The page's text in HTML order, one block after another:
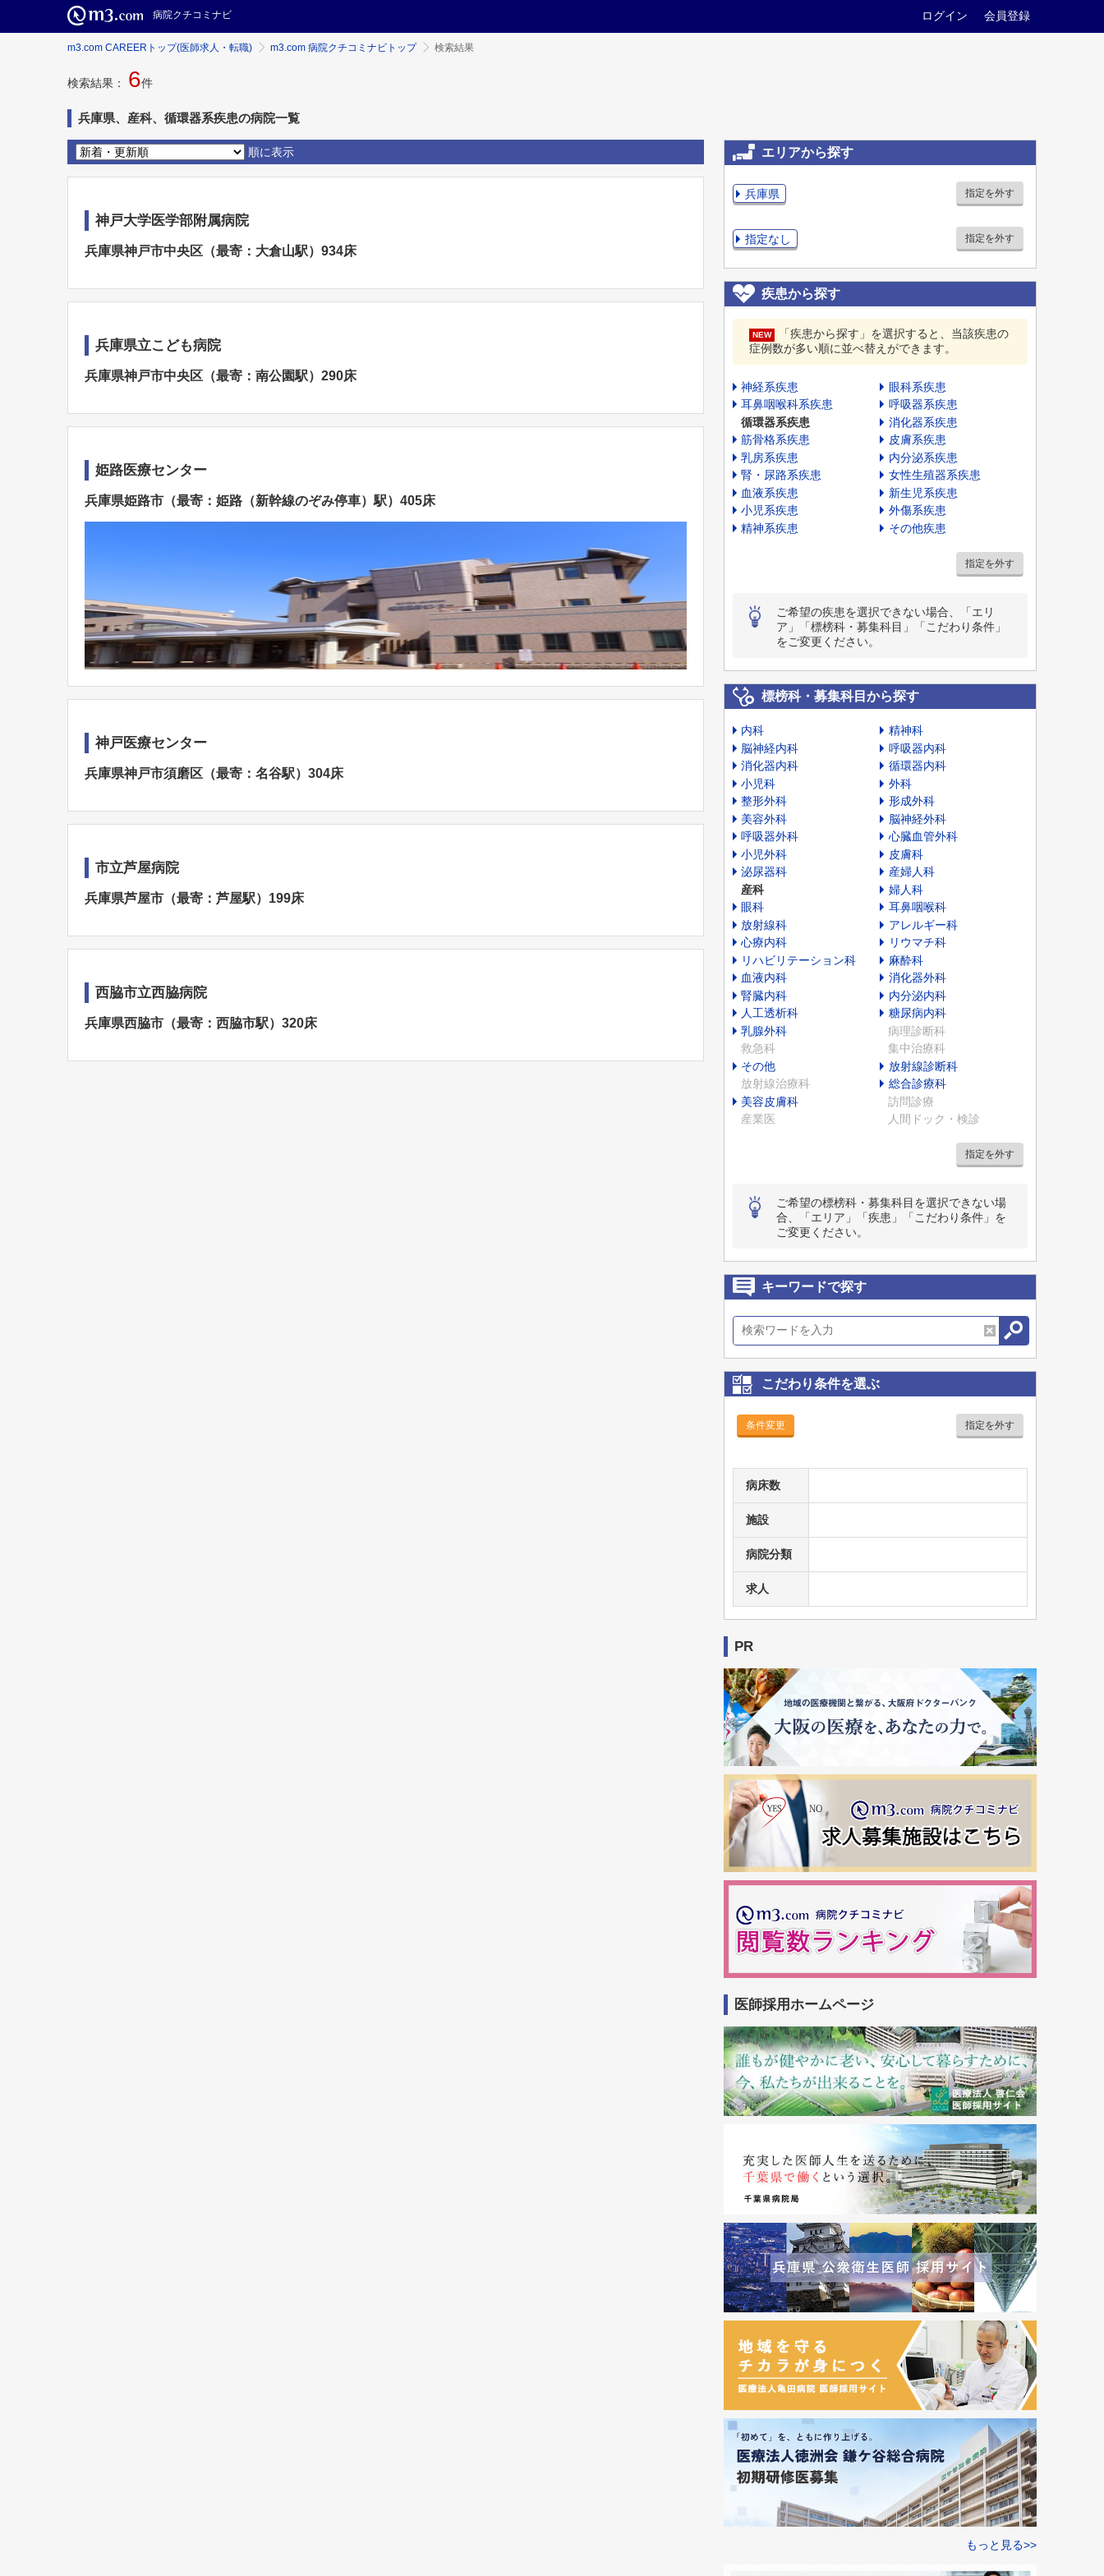
病院クチコミナビ ログイン 会員登録
m3.com CAREERトップ(医師求人・転職) m3.com 病院クチコミナビトップ 検索結果
検索結果： 6件
兵庫県、産科、循環器系疾患の病院一覧
順に表示
神戸大学医学部附属病院
兵庫県神戸市中央区（最寄：大倉山駅）934床
兵庫県立こども病院
兵庫県神戸市中央区（最寄：南公園駅）290床
姫路医療センター
兵庫県姫路市（最寄：姫路（新幹線のぞみ停車）駅）405床
神戸医療センター
兵庫県神戸市須磨区（最寄：名谷駅）304床
市立芦屋病院
兵庫県芦屋市（最寄：芦屋駅）199床
西脇市立西脇病院
兵庫県西脇市（最寄：西脇市駅）320床
エリアから探す
兵庫県 指定を外す
指定なし 指定を外す
疾患から探す
NEW
「疾患から探す」を選択すると、当該疾患の
症例数が多い順に並べ替えができます。
神経系疾患
眼科系疾患
耳鼻咽喉科系疾患
呼吸器系疾患
循環器系疾患
消化器系疾患
筋骨格系疾患
皮膚系疾患
乳房系疾患
内分泌系疾患
腎・尿路系疾患
女性生殖器系疾患
血液系疾患
新生児系疾患
小児系疾患
外傷系疾患
精神系疾患
その他疾患
指定を外す
ご希望の疾患を選択できない場合、「エリ
ア」「標榜科・募集科目」「こだわり条件」
をご変更ください。
標榜科・募集科目から探す
内科
精神科
脳神経内科
呼吸器内科
消化器内科
循環器内科
小児科
外科
整形外科
形成外科
美容外科
脳神経外科
呼吸器外科
心臓血管外科
小児外科
皮膚科
泌尿器科
産婦人科
産科
婦人科
眼科
耳鼻咽喉科
放射線科
アレルギー科
心療内科
リウマチ科
リハビリテーション科
麻酔科
血液内科
消化器外科
腎臓内科
内分泌内科
人工透析科
糖尿病内科
乳腺外科
病理診断科
救急科
集中治療科
その他
放射線診断科
放射線治療科
総合診療科
美容皮膚科
訪問診療
産業医
人間ドック・検診
指定を外す
ご希望の標榜科・募集科目を選択できない場
合、「エリア」「疾患」「こだわり条件」を
ご変更ください。
キーワードで探す
こだわり条件を選ぶ
条件変更 指定を外す
病床数
施設
病院分類
求人
PR
医師採用ホームページ
もっと見る>>